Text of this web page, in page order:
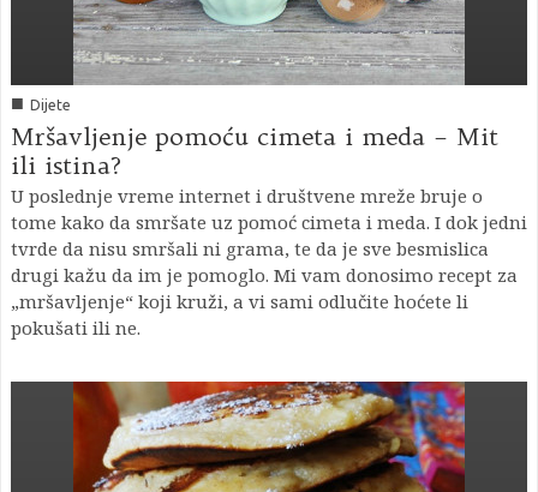
■ Dijete
Mršavljenje pomoću cimeta i meda – Mit
ili istina?
U poslednje vreme internet i društvene mreže bruje o
tome kako da smršate uz pomoć cimeta i meda. I dok jedni
tvrde da nisu smršali ni grama, te da je sve besmislica
drugi kažu da im je pomoglo. Mi vam donosimo recept za
„mršavljenje“ koji kruži, a vi sami odlučite hoćete li
pokušati ili ne.